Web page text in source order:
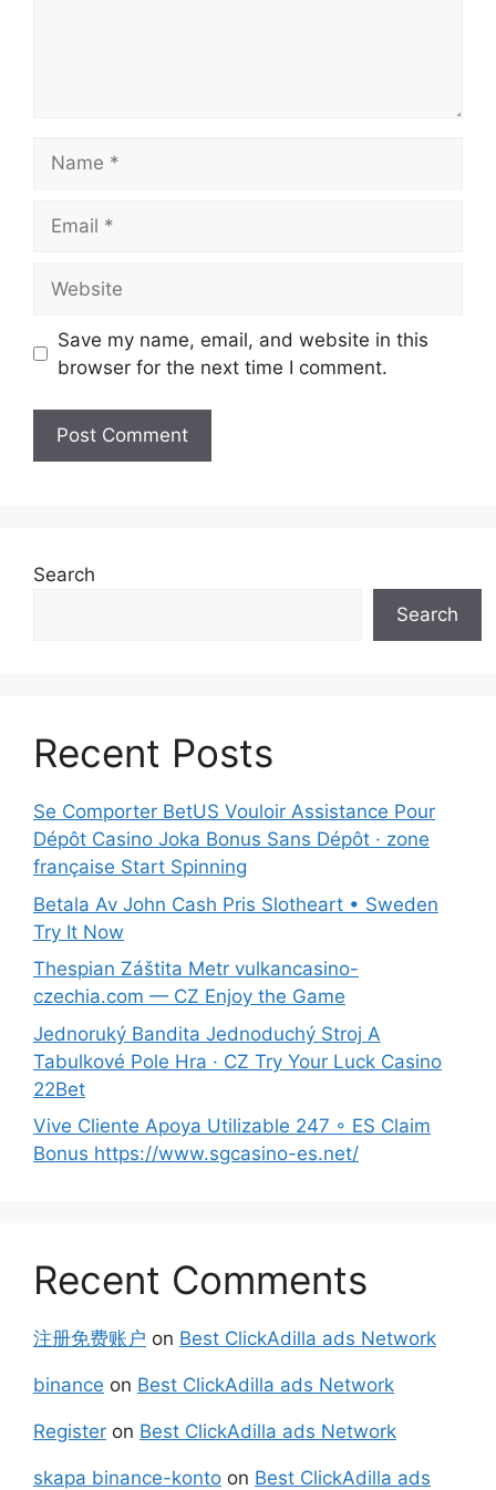
Save my name, email, and website in this
browser for the next time I comment.
Search
Search
Recent Posts
Se Comporter BetUS Vouloir Assistance Pour
Dépôt Casino Joka Bonus Sans Dépôt · zone
française Start Spinning
Betala Av John Cash Pris Slotheart • Sweden
Try It Now
Thespian Záštita Metr vulkancasino-
czechia.com — CZ Enjoy the Game
Jednoruký Bandita Jednoduchý Stroj A
Tabulkové Pole Hra · CZ Try Your Luck Casino
22Bet
Vive Cliente Apoya Utilizable 247 ◦ ES Claim
Bonus https://www.sgcasino-es.net/
Recent Comments
注册免费账户 on Best ClickAdilla ads Network
binance on Best ClickAdilla ads Network
Register on Best ClickAdilla ads Network
skapa binance-konto on Best ClickAdilla ads